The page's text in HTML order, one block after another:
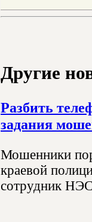
Другие
Разбить
задания
Мошенники
краевой
сотрудник